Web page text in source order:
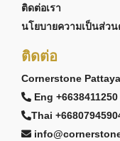
ติดต่อเรา
นโยบายความเป็นส่วน
ติดต่อ
Cornerstone
Eng +6638411250
Thai